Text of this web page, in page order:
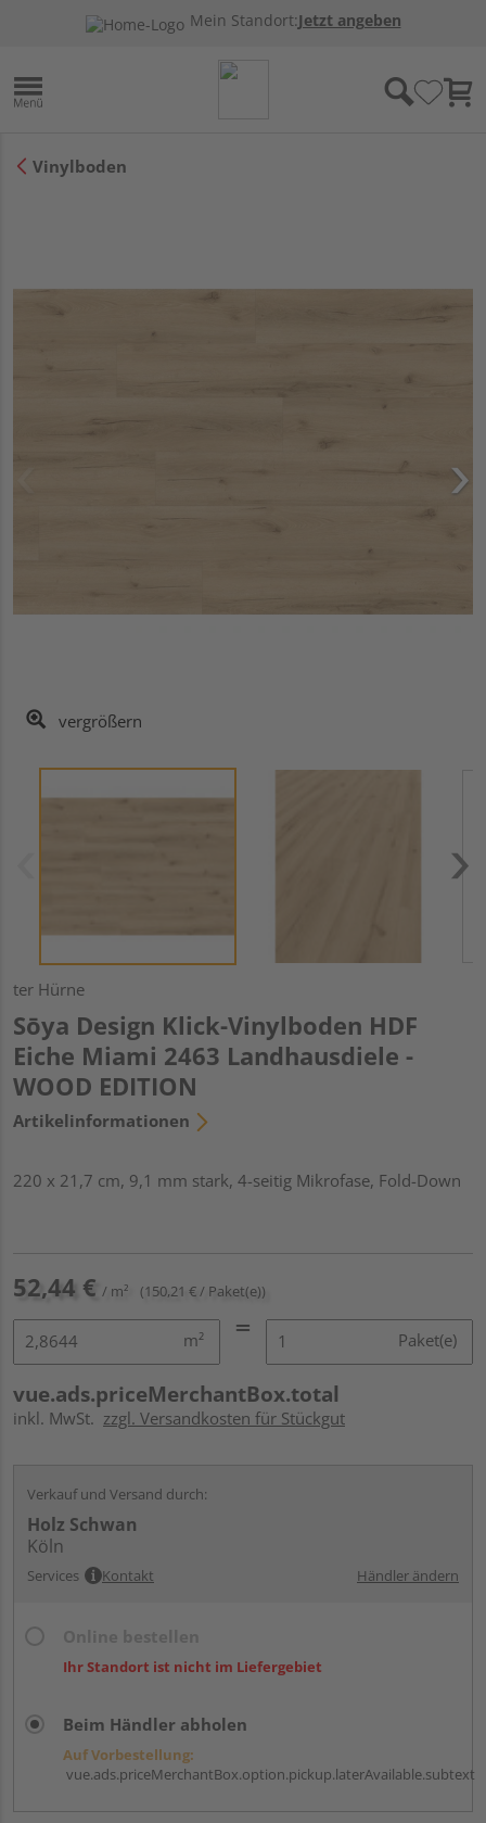
Mein Standort:Jetzt angeben
Vinylboden
vergrößern
ter Hürne
Sōya Design Klick-Vinylboden HDF
Eiche Miami 2463 Landhausdiele -
WOOD EDITION
Artikelinformationen
220 x 21,7 cm, 9,1 mm stark, 4-seitig Mikrofase, Fold-Down
52,44 € / m² (150,21 € / Paket(e))
m² Paket(e)
vue.ads.priceMerchantBox.total
inkl. MwSt. zzgl. Versandkosten für Stückgut
Verkauf und Versand durch:
Holz Schwan
Köln
Services Kontakt Händler ändern
Ihr Standort ist nicht im Liefergebiet
Beim Händler abholen
Auf Vorbestellung:
vue.ads.priceMerchantBox.option.pickup.laterAvailable.subtext